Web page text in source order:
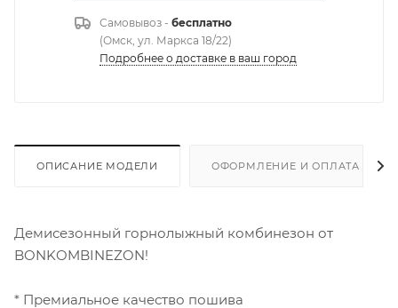
Самовывоз - бесплатно
(Омск, ул. Маркса 18/22)
Подробнее о доставке в ваш город
ОПИСАНИЕ МОДЕЛИ ОФОРМЛЕНИЕ И ОПЛАТА
Демисезонный горнолыжный комбинезон от
BONKOMBINEZON!
* Премиальное качество пошива